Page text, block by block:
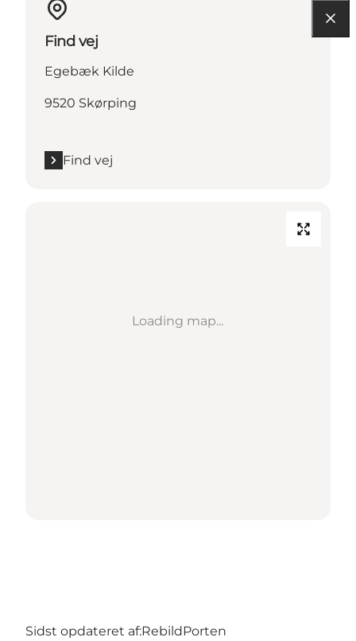
Find vej
Egebæk Kilde
9520 Skørping
Find vej
Loading map...
Sidst opdateret af:RebildPorten